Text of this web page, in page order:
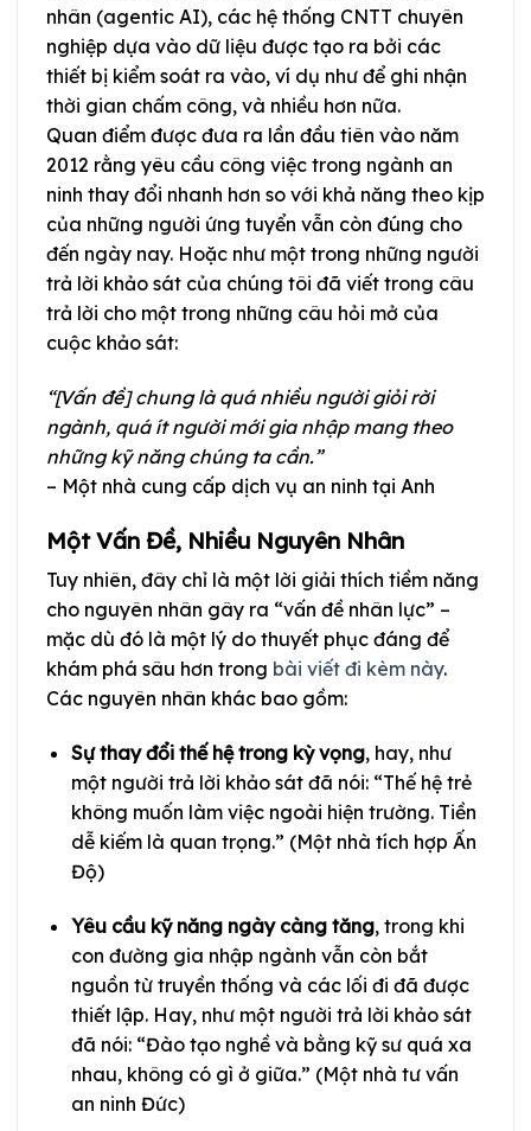
nhân (agentic AI), các hệ thống CNTT chuyên
nghiệp dựa vào dữ liệu được tạo ra bởi các
thiết bị kiểm soát ra vào, ví dụ như để ghi nhận
thời gian chấm công, và nhiều hơn nữa.
Quan điểm được đưa ra lần đầu tiên vào năm
2012 rằng yêu cầu công việc trong ngành an
ninh thay đổi nhanh hơn so với khả năng theo kịp
của những người ứng tuyển vẫn còn đúng cho
đến ngày nay. Hoặc như một trong những người
trả lời khảo sát của chúng tôi đã viết trong câu
trả lời cho một trong những câu hỏi mở của
cuộc khảo sát:
“[Vấn đề] chung là quá nhiều người giỏi rời
ngành, quá ít người mới gia nhập mang theo
những kỹ năng chúng ta cần.”
– Một nhà cung cấp dịch vụ an ninh tại Anh
Một Vấn Đề, Nhiều Nguyên Nhân
Tuy nhiên, đây chỉ là một lời giải thích tiềm năng
cho nguyên nhân gây ra “vấn đề nhân lực” –
mặc dù đó là một lý do thuyết phục đáng để
khám phá sâu hơn trong bài viết đi kèm này.
Các nguyên nhân khác bao gồm:
Sự thay đổi thế hệ trong kỳ vọng, hay, như
một người trả lời khảo sát đã nói: “Thế hệ trẻ
không muốn làm việc ngoài hiện trường. Tiền
dễ kiếm là quan trọng.” (Một nhà tích hợp Ấn
Độ)
Yêu cầu kỹ năng ngày càng tăng, trong khi
con đường gia nhập ngành vẫn còn bắt
nguồn từ truyền thống và các lối đi đã được
thiết lập. Hay, như một người trả lời khảo sát
đã nói: “Đào tạo nghề và bằng kỹ sư quá xa
nhau, không có gì ở giữa.” (Một nhà tư vấn
an ninh Đức)